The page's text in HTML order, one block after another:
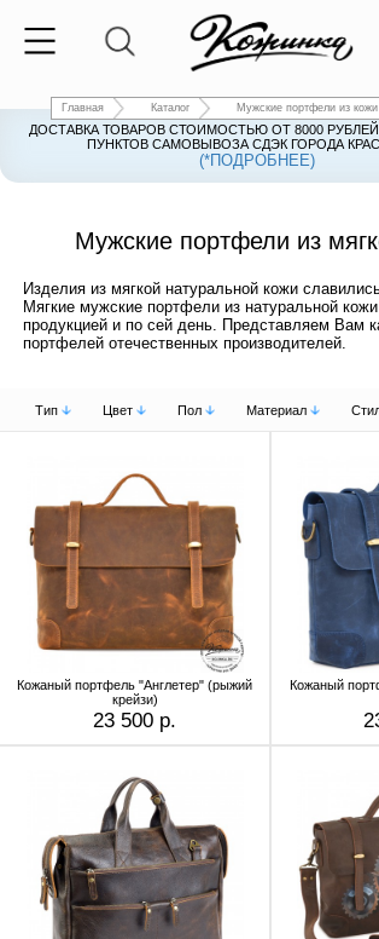
Главная Каталог Мужские портфели из кожи
ДОСТАВКА ТОВАРОВ СТОИМОСТЬЮ ОТ 8000
ПУНКТОВ САМОВЫВОЗА СДЭК ГОРОДА
(*ПОДРОБНЕЕ)
Мужские портфели из
Изделия из мягкой натуральной кожи
Мягкие мужские портфели из натуральной
продукцией и по сей день. Представляем Вам
портфелей отечественных производителей.
Тип Цвет Пол Материал
Кожаный портфель "Англетер" (рыжий
крейзи)
23 500 р.
Кожаный